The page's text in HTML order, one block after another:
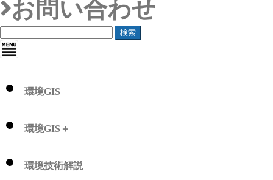
お問い合わせ
検索
環境GIS
環境GIS＋
環境技術解説